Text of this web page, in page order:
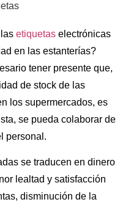
lasetiquetas electrónicas
en las estanterías?
tener presente que,
de stock de las
los supermercados, es
se pueda colaborar de
personal.
se traducen en dinero
lealtad y satisfacción
disminución de la